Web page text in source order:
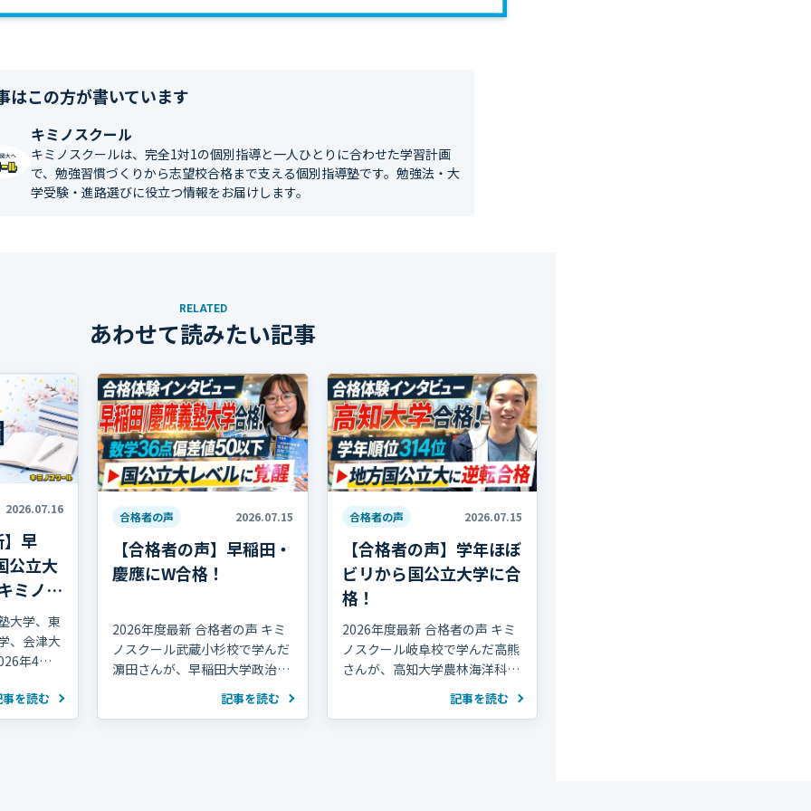
はこの方が書いています
キミノスクール
キミノスクールは、完全1対1の個別指導と一人ひとりに合わせた学習計画
で、勉強習慣づくりから志望校合格まで支える個別指導塾です。勉強法・大
学受験・進路選びに役立つ情報をお届けします。
RELATED
あわせて読みたい記事
2026.07.16
早
公立大
ミノス
大学、東
、会津大
年4月
紹介しま
を読む
合格者の声 2026.07.15
【合格者の声】早稲田・
慶應にW合格！
2026年度最新 合格者の声 キミ
ノスクール武蔵小杉校で学んだ
濵田さんが、早稲田大学政治経
合格しました！ おめでとうござ
記事を読む
合格者の声 2026.07.15
【合格者の声】学年ほぼ
ビリから国公立大学に合
格！
2026年度最新 合格者の声 キミ
ノスクール岐阜校で学んだ高熊
さんが、高知大学農林海洋科学
ございます！ 高熊さんは高校2
記事を読む